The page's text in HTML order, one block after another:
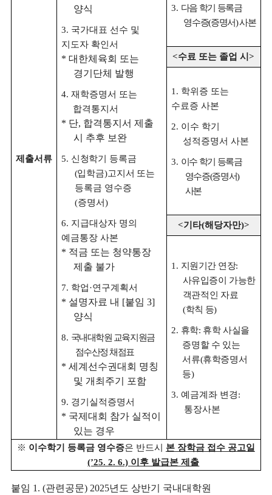
제출서류
양식
3. 국가대표 선수 및
지도자 확인서
* 대한체육회 또는
경기단체 발행
4. 재학증명서 또는
합격통지서
* 단, 합격통지서 제출
시 추후 보완
5. 신청학기 등록금
(입학금)고지서 또는
등록금 영수증
(증명서)
6. 지급대상자 명의
예금통장 사본
* 적금 또는 청약통장
제출 불가
7. 학업·연구계획서
* 설명자료 내 [붙임 3]
양식
8. 국내대학원 교육지원금
점수산정 채점표
* 세계선수권대회 명칭
및 개최주기 포함
9. 경기실적증명서
* 국제대회 참가 실적이
있는 경우
3. 다음 학기 등록금
영수증(증명서)사본
<수료 또는 졸업 시>
1. 학위증 또는
수료증 사본
2. 이수 학기
성적증명서 사본
3. 이수 학기 등록금
영수증(증명서)
사본
<기타(해당자만)>
1. 지원기간 연장:
사유입증이
가능한
객관적인 자료
(학칙 등)
2. 휴학: 휴학 사실을
증명할 수 있는
서류(휴학증명서
등)
3. 예금계좌 변경:
통장사본
※ 이수학기 등록금 영수증은 반드시 본 장학금 접수 공고일
(’25. 2. 6.) 이후 발급본 제출
붙임 1. (관련공문) 2025년도 상반기 국내대학원